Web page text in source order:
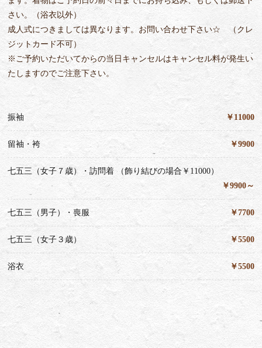
さい。（浴衣以外）
成人式につきましては異なります。お問い合わせ下さい☆ （クレ
ジットカード不可）
※ご予約いただいてからの当日キャンセルはキャンセル料が発生い
たしますのでご注意下さい。
振袖 ￥11000
留袖・袴 ￥9900
七五三（女子７歳）・訪問着 （飾り結びの場合￥11000）
￥9900～
七五三（男子）・喪服 ￥7700
七五三（女子３歳） ￥5500
浴衣 ￥5500